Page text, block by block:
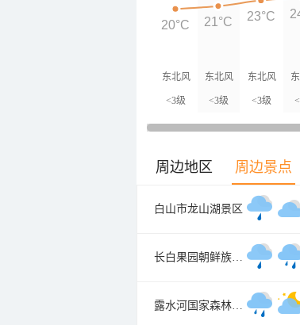
东北风
<3级
东北风
<3级
东北风
<3级
20°C 21°C 23°C
周边地区 周边景点
白山市龙山湖景区
长白果园朝鲜族民俗村
露水河国家森林公园